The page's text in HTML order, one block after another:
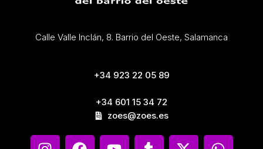
Calle Valle Inclán, 8. Barrio del Oeste, Salamanca
+34 923 22 05 89
+34 601 15 34 72
zoes@zoes.es